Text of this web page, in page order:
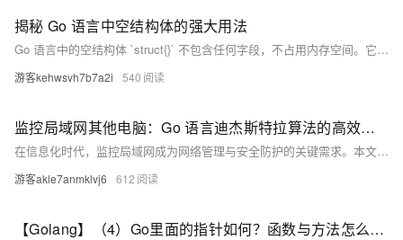
揭秘 Go 语言中空结构体的强大用法
Go 语言中的空结构体 `struct{}` 不包含任何字段，不占用内存空间。它在实际编程中有多种典型用法：1) 结合 map 实现集合（set）类型；2) 与 channel 搭配用于信号通知；3) 申请超大容量的 Slice 和 Array 以节省内存；4) 作为接口实现时明确表示不关注值。此外，需要注意的是，空结构体作为字段时可能会因内存对齐原因占用额外空间。建议将空结构体放在外层结构体的第一个字段以优化内存使用。
游客kehwsvh7b7a2i 540
监控局域网其他电脑：Go 语言迪杰斯特拉算法的高效应用
在信息化时代，监控局域网成为网络管理与安全防护的关键需求。本文探讨了迪杰斯特拉（Dijkstra）算法在监控局域网中的应用，通过计算最短路径优化数据传输和故障检测。文中提供了使用Go语言实现的代码例程，展示了如何高效地进行网络监控，确保局域网的稳定运行和数据安全。迪杰斯特拉算法能减少传输延迟和带宽消耗，及时发现并处理网络故障，适用于复杂网络环境下的管理和维护。
游客akle7anmklvj6 612
【Golang】（4）Go里面的指针如何？函数与方法怎么不一样？带你了解Go不同于其他高级语言的语法